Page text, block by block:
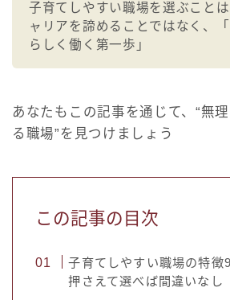
子育てしやすい職場を選ぶこと
ャリアを諦めることではなく、
らしく働く第一歩」
あなたもこの記事を通じて、“無
る職場”を見つけましょう
この記事の目次
子育てしやすい職場の特徴
押さえて選べば間違いなし